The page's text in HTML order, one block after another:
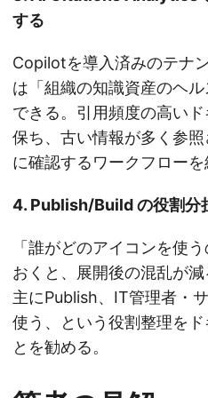
する
Copilotを導入済みのテナ
は「組織の知識資産のヘ
できる。引用頻度の高い
保ち、古い情報が多く参
に確認するワークフローを
4. Publish/Build の役割分
「誰がどのアイコンを使
おくと、展開後の混乱が
主にPublish、IT管理者・
使う、という役割整理を
とを勧める。